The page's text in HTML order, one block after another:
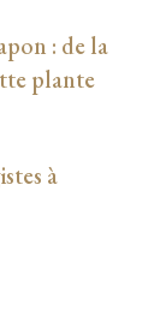
: de la
plante
à